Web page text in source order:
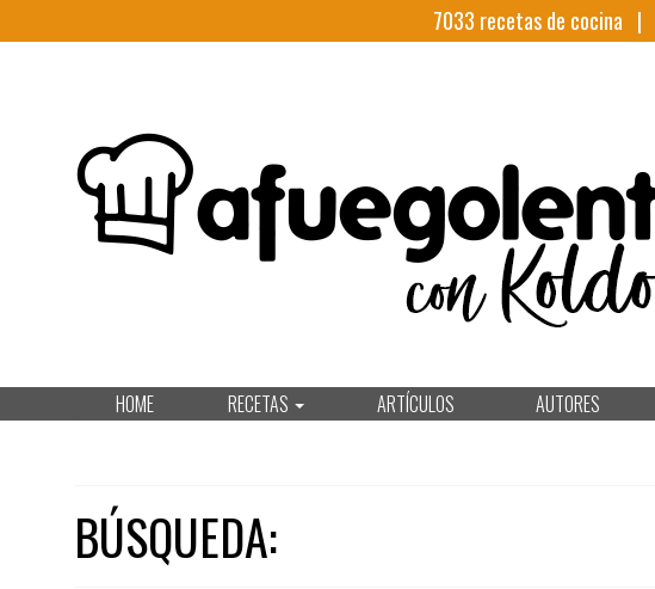
7033 recetas de cocina |
HOME RECETAS ARTÍCULOS AUTORES
BÚSQUEDA: